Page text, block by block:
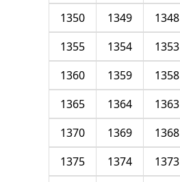
1348
1349
1350
1353
1354
1355
1358
1359
1360
1363
1364
1365
1368
1369
1370
1373
1374
1375